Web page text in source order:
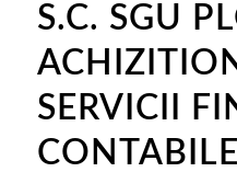
S.C. SGU
SERVICII
CONTABILE